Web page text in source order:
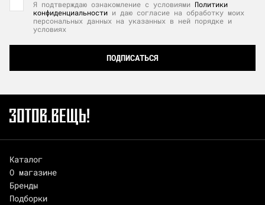
Я подтверждаю ознакомление с условиями Политики
конфиденциальности и даю согласие на обработку моих
персональных данных на указанных в ней порядке и
условиях
ПОДПИСАТЬСЯ
Каталог
О магазине
Бренды
Подборки